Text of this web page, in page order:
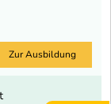
Zur Ausbildung